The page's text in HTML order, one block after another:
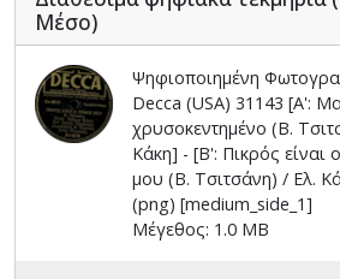
Μέσο)
Ψηφιοποιημένη
Decca (USA) 31143 [Α':
χρυσοκεντημένο (Β.
Κάκη] - [Β': Πικρός είναι
μου (Β. Τσιτσάνη) / Ελ.
(png) [medium_side_1]
Μέγεθος: 1.0 MB